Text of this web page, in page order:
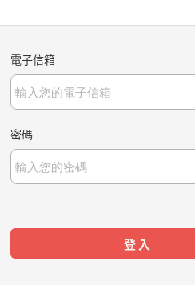
電子信箱
密碼
登入